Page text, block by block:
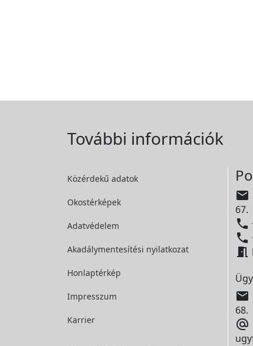
További információk
Közérdekű adatok
Okostérképek
Adatvédelem
Akadálymentesítési nyilatkozat
Honlaptérkép
Impresszum
Karrier

67.




68.
